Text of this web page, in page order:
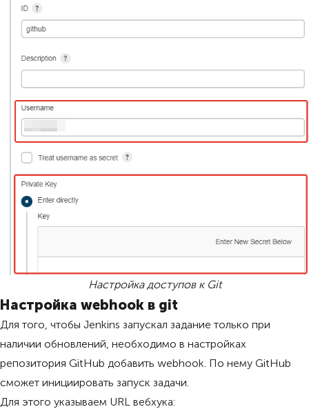
Настройка доступов к Git
Настройка webhook в git
Для того, чтобы Jenkins запускал задание только при
наличии обновлений, необходимо в настройках
репозитория GitHub добавить webhook. По нему GitHub
сможет инициировать запуск задачи.
Для этого указываем URL вебхука: